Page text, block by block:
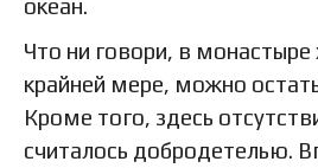
океан.
Что ни говори, в
крайней мере, можно
Кроме того, здесь
считалось добродетелью.